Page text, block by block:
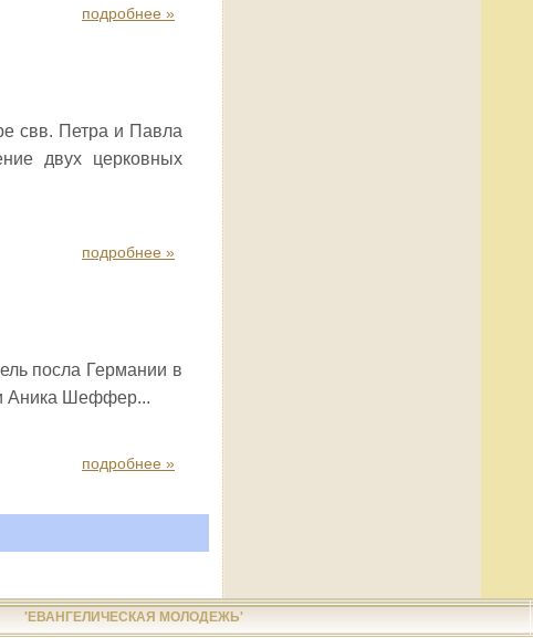
подробнее »
свв. Петра и Павла
двух церковных
подробнее »
посла Германии в
Аника Шеффер...
подробнее »
'ЕВАНГЕЛИЧЕСКАЯ МОЛОДЕЖЬ'